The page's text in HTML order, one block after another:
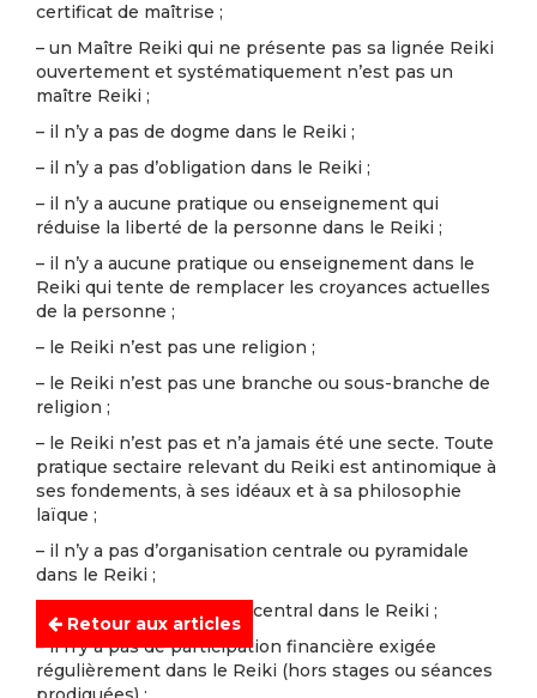
Retour aux articles
certificat de maîtrise ;
– un Maître Reiki qui ne présente pas sa lignée Reiki
ouver­tement et systématiquement n’est pas un
maître Reiki ;
– il n’y a pas de dogme dans le Reiki ;
– il n’y a pas d’obligation dans le Reiki ;
– il n’y a aucune pratique ou enseignement qui
réduise la liberté de la personne dans le Reiki ;
– il n’y a aucune pratique ou enseignement dans le
Reiki qui tente de remplacer les croyances actuelles
de la personne ;
– le Reiki n’est pas une religion ;
– le Reiki n’est pas une branche ou sous-branche de
religion ;
– le Reiki n’est pas et n’a jamais été une secte. Toute
pratique sectaire relevant du Reiki est antinomique à
ses fondements, à ses idéaux et à sa philosophie
laïque ;
– il n’y a pas d’organisation centrale ou pyramidale
dans le Reiki ;
– il n’y a pas de dirigeant central dans le Reiki ;
– il n’y a pas de participation financière exigée
régulièrement dans le Reiki (hors stages ou séances